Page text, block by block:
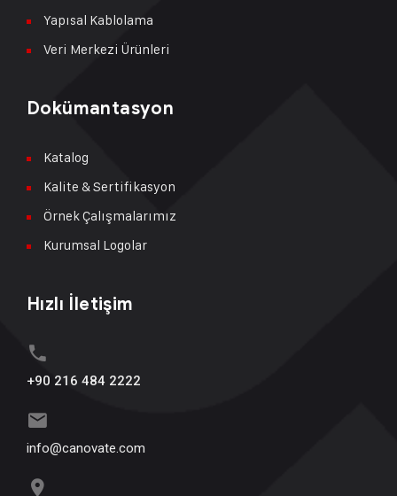
Yapısal Kablolama
Veri Merkezi Ürünleri
Dokümantasyon
Katalog
Kalite & Sertifikasyon
Örnek Çalışmalarımız
Kurumsal Logolar
Hızlı İletişim
+90 216 484 2222
info@canovate.com